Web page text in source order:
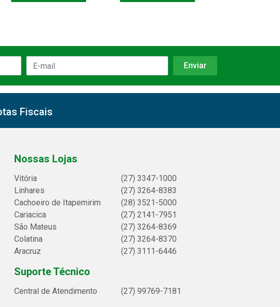
Fiscais
Nossas Lojas
Vitória
(27) 3347-1000
Linhares
(27) 3264-8383
Cachoeiro de Itapemirim
(28) 3521-5000
Cariacica
(27) 2141-7951
São Mateus
(27) 3264-8369
Colatina
(27) 3264-8370
Aracruz
(27) 3111-6446
Suporte Técnico
Central de Atendimento (27) 99769-7181